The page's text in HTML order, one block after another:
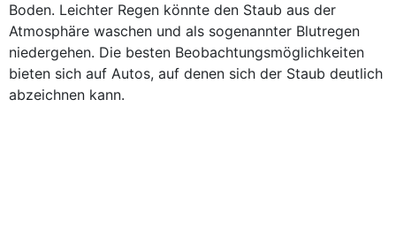
Boden. Leichter Regen könnte den Staub aus der
Atmosphäre waschen und als sogenannter Blutregen
niedergehen. Die besten Beobachtungsmöglichkeiten
bieten sich auf Autos, auf denen sich der Staub deutlich
abzeichnen kann.